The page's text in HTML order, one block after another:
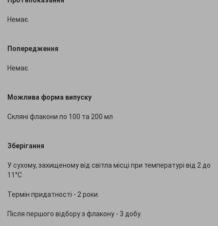
Немає.
Попередження
Немає.
Можлива форма випуску
Скляні флакони по 100 та 200 мл
Зберігання
У сухому, захищеному від світла місці при температурі від 2 до
11°C
Термін придатності - 2 роки.
Після першого відбору з флакону - 3 добу.